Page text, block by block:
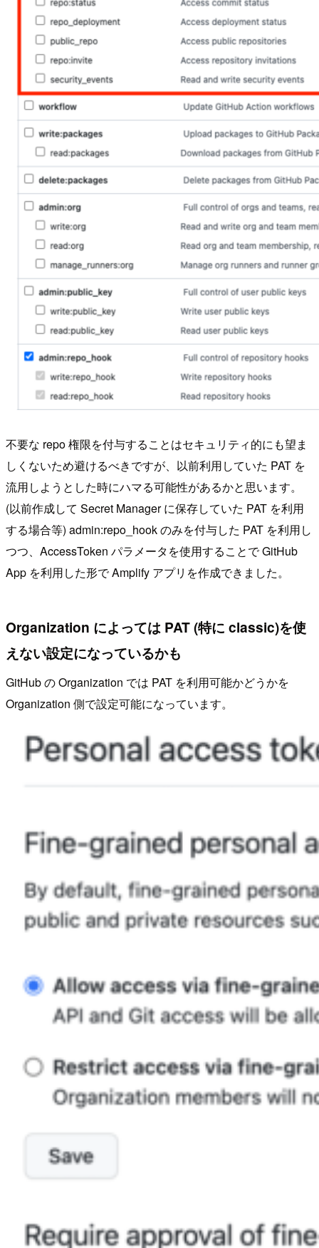
不要な repo 権限を付与することはセキュリティ的にも望ま
しくないため避けるべきですが、以前利用していた PAT を
流用しようとした時にハマる可能性があるかと思います。
(以前作成して Secret Manager に保存していた PAT を利用
する場合等) admin:repo_hook のみを付与した PAT を利用し
つつ、AccessToken パラメータを使用することで GitHub
App を利用した形で Amplify アプリを作成できました。
Organization によっては PAT (特に classic)を使
えない設定になっているかも
GitHub の Organization では PAT を利用可能かどうかを
Organization 側で設定可能になっています。